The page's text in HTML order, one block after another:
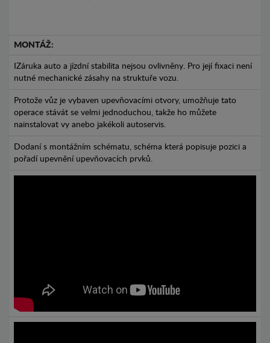
MONTÁŽ:
IZáruka auto a jízdní stabilita nejsou ovlivněny. Pro její fixaci není
nutné mechanické zásahy na struktuře vozu.
Protože vůz je vybaven upevňovacími otvory, umožňuje tato
operace stávát se velmi jednoduchou, takže ho můžete
nainstalovat vy anebo jakékoli autoservis.
Dodaní s montážním schématu, schéma která popisuje pozici a
pořadí upevnění upevňovacích prvků.